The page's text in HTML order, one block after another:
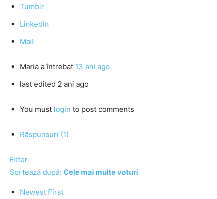
Tumblr
LinkedIn
Mail
Maria a întrebat 13 ani ago
last edited 2 ani ago
You must login to post comments
Răspunsuri (1)
Filter
Sortează după: Cele mai multe voturi
Newest First